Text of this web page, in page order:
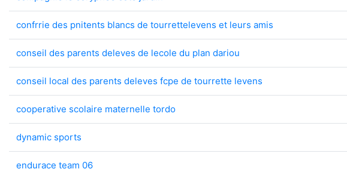
confrrie des pnitents blancs de tourrettelevens et leurs amis
conseil des parents deleves de lecole du plan dariou
conseil local des parents deleves fcpe de tourrette levens
cooperative scolaire maternelle tordo
dynamic sports
endurace team 06